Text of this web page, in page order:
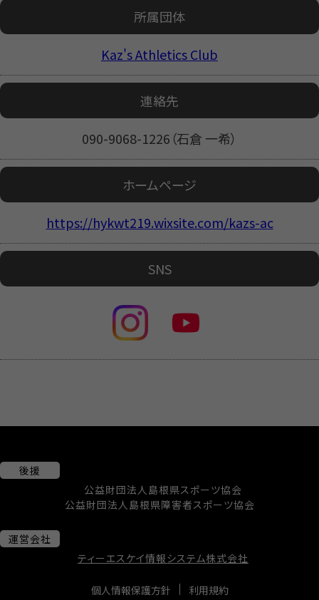
所属団体
Kaz's Athletics Club
連絡先
090-9068-1226（石倉 一希）
ホームページ
https://hykwt219.wixsite.com/kazs-ac
SNS
後援
公益財団法人島根県スポーツ協会
公益財団法人島根県障害者スポーツ協会
運営会社
ティーエスケイ情報システム株式会社
個人情報保護方針 利用規約